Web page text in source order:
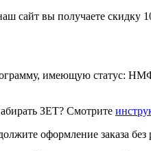
и ОТ
в
сайт вы получаете скидку
имеющую статус:
ЗЕТ? Смотрите
оформление заказа